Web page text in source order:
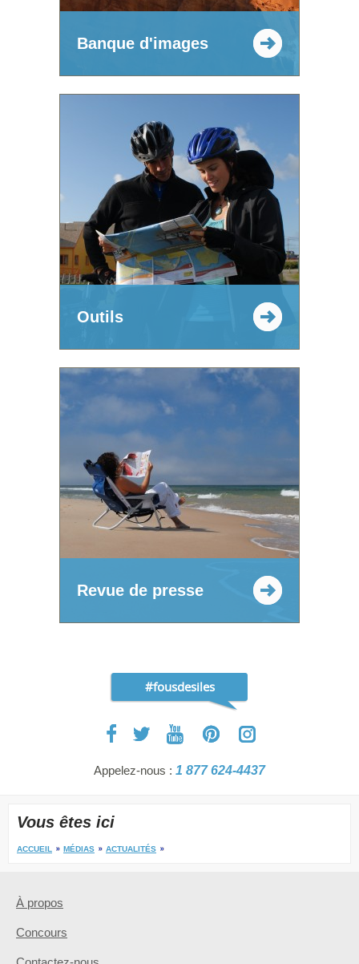
Banque d'images
Outils
Revue de presse
#fousdesiles
Appelez-nous : 1 877 624-4437
Vous êtes ici
ACCUEIL MÉDIAS ACTUALITÉS
À propos
Concours